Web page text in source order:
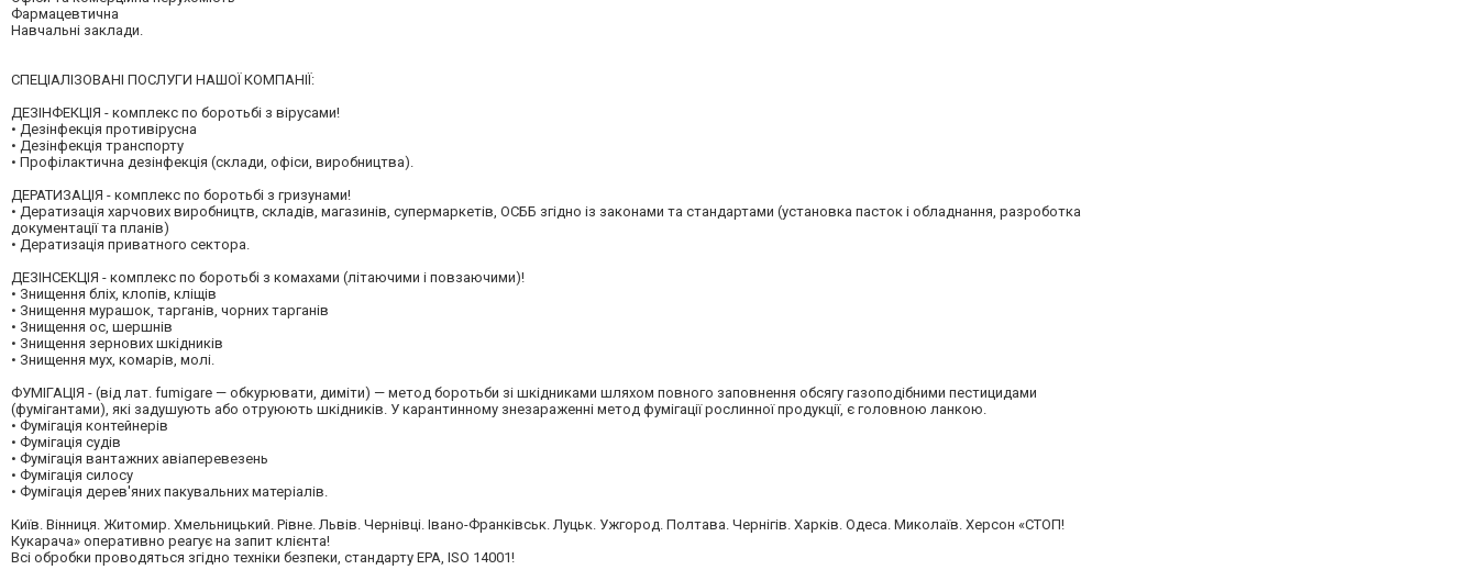
Фармацевтична
Навчальні заклади.
СПЕЦІАЛІЗОВАНІ ПОСЛУГИ НАШОЇ КОМПАНІЇ:
ДЕЗІНФЕКЦІЯ - комплекс по боротьбі з вірусами!
• Дезінфекція противірусна
• Дезінфекція транспорту
• Профілактична дезінфекція (склади, офіси, виробництва).
ДЕРАТИЗАЦІЯ - комплекс по боротьбі з гризунами!
• Дератизація харчових виробництв, складів, магазинів, супермаркетів, ОСББ згідно із законами та стандартами (установка пасток і обладнання, разроботка
документації та планів)
• Дератизація приватного сектора.
ДЕЗІНСЕКЦІЯ - комплекс по боротьбі з комахами (літаючими і повзаючими)!
• Знищення бліх, клопів, кліщів
• Знищення мурашок, тарганів, чорних тарганів
• Знищення ос, шершнів
• Знищення зернових шкідників
• Знищення мух, комарів, молі.
ФУМІГАЦІЯ - (від лат. fumigare — обкурювати, диміти) — метод боротьби зі шкідниками шляхом повного заповнення обсягу газоподібними пестицидами
(фумігантами), які задушують або отруюють шкідників. У карантинному знезараженні метод фумігації рослинної продукції, є головною ланкою.
• Фумігація контейнерів
• Фумігація судів
• Фумігація вантажних авіаперевезень
• Фумігація силосу
• Фумігація дерев'яних пакувальних матеріалів.
Київ. Вінниця. Житомир. Хмельницький. Рівне. Львів. Чернівці. Івано-Франківськ. Луцьк. Ужгород. Полтава. Чернігів. Харків. Одеса. Миколаїв. Херсон «СТОП!
Кукарача» оперативно реагує на запит клієнта!
Всі обробки проводяться згідно техніки безпеки, стандарту EPA, ISO 14001!